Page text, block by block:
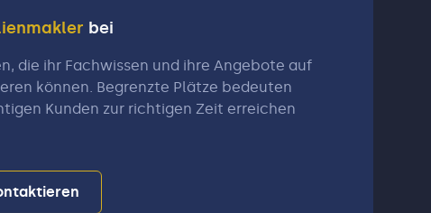
bei
die ihr Fachwissen und ihre Angebote auf
können. Begrenzte Plätze bedeuten
Kunden zur richtigen Zeit erreichen